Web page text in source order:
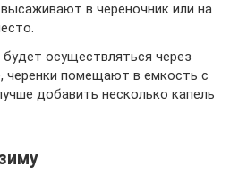
в череночник или на
осуществляться через
черенки помещают в емкость с
добавить несколько капель